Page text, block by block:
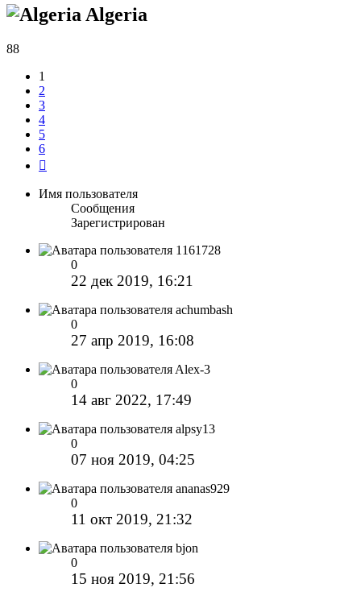
Algeria
88
1
2
3
4
5
6
Имя пользователя
Сообщения
Зарегистрирован
1161728
0
22 дек 2019, 16:21
achumbash
0
27 апр 2019, 16:08
Alex-3
0
14 авг 2022, 17:49
alpsy13
0
07 ноя 2019, 04:25
ananas929
0
11 окт 2019, 21:32
bjon
0
15 ноя 2019, 21:56